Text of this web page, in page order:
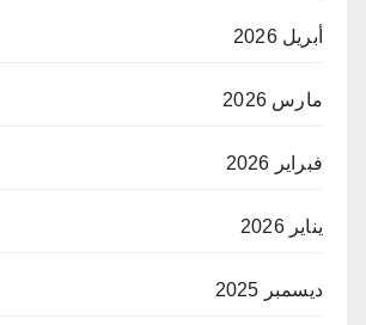
أبريل 2026
مارس 2026
فبراير 2026
يناير 2026
ديسمبر 2025